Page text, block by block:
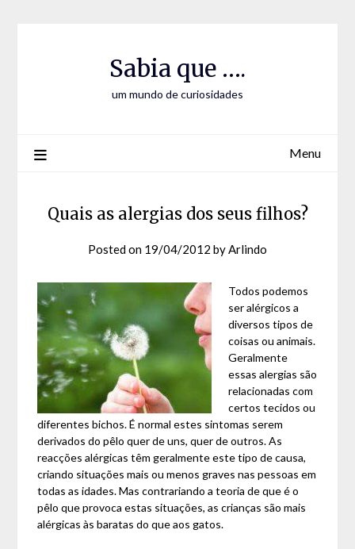
Sabia que ….
um mundo de curiosidades
Menu
Quais as alergias dos seus filhos?
Posted on 19/04/2012 byArlindo
Todos podemos
ser alérgicos a
diversos tipos de
coisas ou animais.
Geralmente
essas alergias são
relacionadas com
certos tecidos ou
diferentes bichos. É normal estes sintomas serem
derivados do pêlo quer de uns, quer de outros. As
reacções alérgicas têm geralmente este tipo de causa,
criando situações mais ou menos graves nas pessoas em
todas as idades. Mas contrariando a teoria de que é o
pêlo que provoca estas situações, as crianças são mais
alérgicas às baratas do que aos gatos.